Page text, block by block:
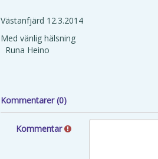
Västanfjärd 12.3.2014
Med vänlig hälsning
Runa Heino
Kommentarer (0)
Kommentar